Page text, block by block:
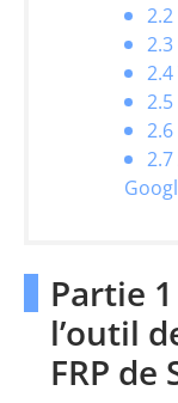
Partie
l’outil
FRP de